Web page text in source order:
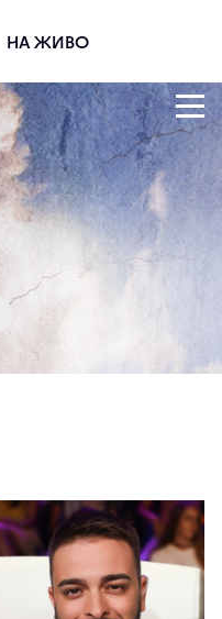
НА ЖИВО